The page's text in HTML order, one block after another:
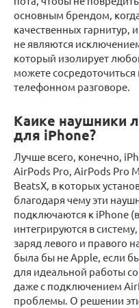
основным брендом,
качественных гарнитур,
не являются
который изолирует
можете
телефонном разговоре.
Каике наушники
для iPhone?
Лучше всего, конечно,
AirPods Pro, AirPods Pro
BeatsX, в которых
благодаря чему эти
подключаются к iPhone
интегрируются в
заряд левого и правого
была бы не Apple, если
для идеальной работы
даже с подключением
проблемы. О решении